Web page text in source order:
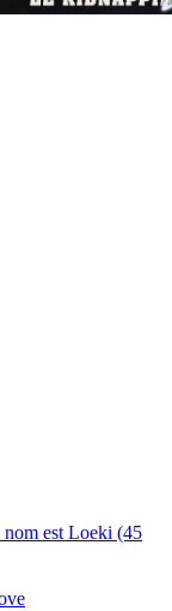
est Loeki (45